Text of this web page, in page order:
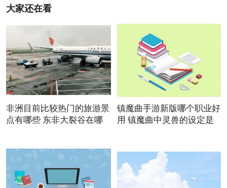
大家还在看
非洲目前比较热门的旅游景
点有哪些 东非大裂谷在哪
镇魔曲手游新版哪个职业好
用 镇魔曲中灵兽的设定是